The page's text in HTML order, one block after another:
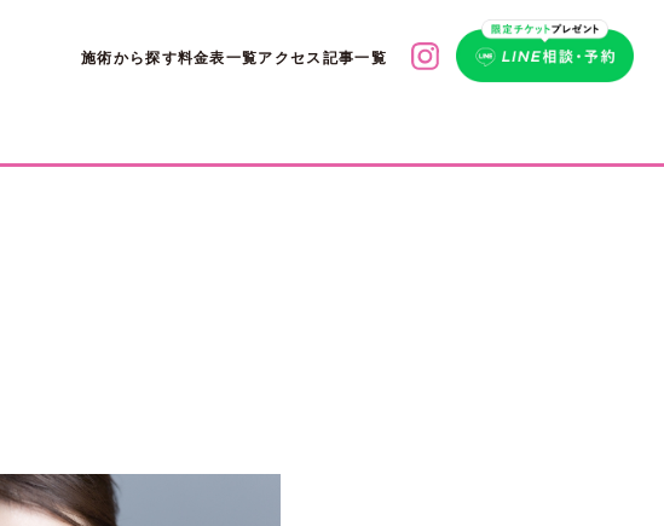
施術から探す料金表一覧アクセス 記事一覧